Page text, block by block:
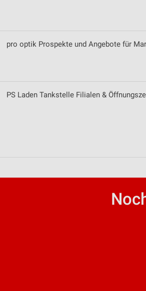
pro optik Prospekte und Angebote für
PS Laden Tankstelle Filialen &